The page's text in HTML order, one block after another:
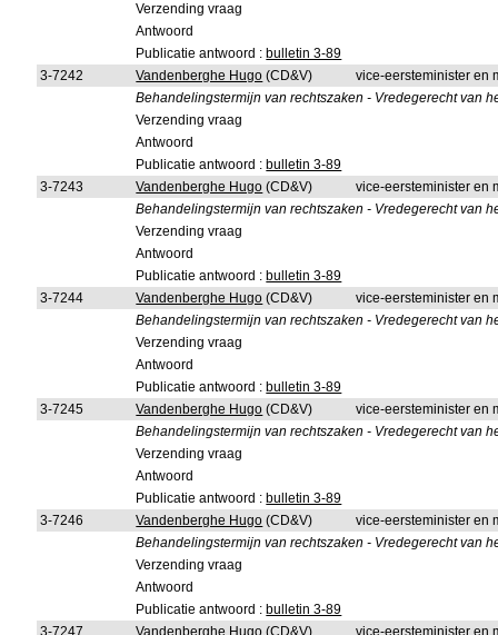
Verzending vraag
Antwoord
Publicatie antwoord : bulletin 3-89
3-7242
Vandenberghe Hugo (CD&V)
vice-eersteminister en
Behandelingstermijn van rechtszaken - Vredegerecht van
Verzending vraag
Antwoord
Publicatie antwoord : bulletin 3-89
3-7243
Vandenberghe Hugo (CD&V)
vice-eersteminister en
Behandelingstermijn van rechtszaken - Vredegerecht van
Verzending vraag
Antwoord
Publicatie antwoord : bulletin 3-89
3-7244
Vandenberghe Hugo (CD&V)
vice-eersteminister en
Behandelingstermijn van rechtszaken - Vredegerecht van
Verzending vraag
Antwoord
Publicatie antwoord : bulletin 3-89
3-7245
Vandenberghe Hugo (CD&V)
vice-eersteminister en
Behandelingstermijn van rechtszaken - Vredegerecht van
Verzending vraag
Antwoord
Publicatie antwoord : bulletin 3-89
3-7246
Vandenberghe Hugo (CD&V)
vice-eersteminister en
Behandelingstermijn van rechtszaken - Vredegerecht van
Verzending vraag
Antwoord
Publicatie antwoord : bulletin 3-89
3-7247
Vandenberghe Hugo (CD&V)
vice-eersteminister en